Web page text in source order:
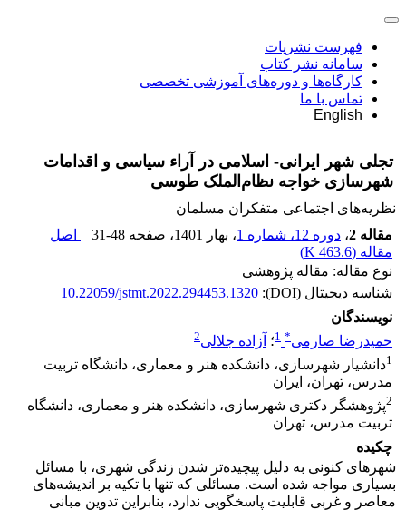
فهرست نشریات
سامانه نشر کتاب
کارگاه‌ها و دوره‌های آموزشی تخصصی
تماس با ما
English
تجلی شهر ایرانی- اسلامی در آراء سیاسی و اقدامات
شهرسازی خواجه نظام‌الملک طوسی
نظریه‌های اجتماعی متفکران مسلمان
مقاله 2
، دوره 12، شماره 1 ، بهار 1401 ، صفحه 31-48
اصل
مقاله (463.6 K
)
نوع مقاله: مقاله پژوهشی
شناسه دیجیتال (DOI):
10.22059/jstmt.2022.294453.1320
نویسندگان
حمیدرضا صارمی*
1؛ آزاده جلالی2
1دانشیار شهرسازی، دانشکده هنر و معماری، دانشگاه تربیت
مدرس، تهران، ایران
2پژوهشگر دکتری شهرسازی، دانشکده هنر و معماری، دانشگاه
تربیت مدرس، تهران
چکیده
شهرهای کنونی به دلیل پیچیده‌تر شدن زندگی شهری، با مسائل
بسیاری مواجه شده است. مسائلی که تنها با تکیه بر اندیشه‌های
معاصر و غربی قابلیت پاسخگویی ندارد، بنابراین تدوین مبانی